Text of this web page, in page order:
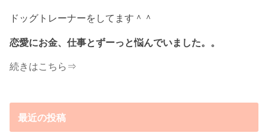
ドッグトレーナーをしてます＾＾
恋愛にお金、仕事とずーっと悩んでいました。。
続きはこちら⇒
最近の投稿